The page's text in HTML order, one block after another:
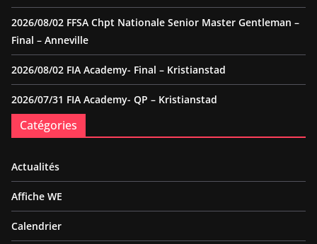
2026/08/02 FFSA Chpt Nationale Senior Master Gentleman –
Final – Anneville
2026/08/02 FIA Academy- Final – Kristianstad
2026/07/31 FIA Academy- QP – Kristianstad
Catégories
Actualités
Affiche WE
Calendrier